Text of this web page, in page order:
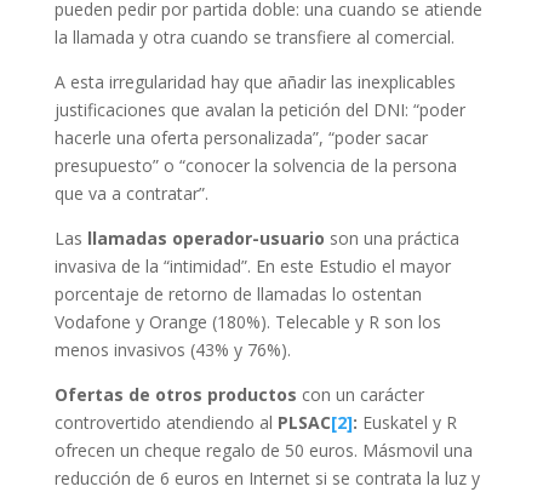
pueden pedir por partida doble: una cuando se atiende
la llamada y otra cuando se transfiere al comercial.
A esta irregularidad hay que añadir las inexplicables
justificaciones que avalan la petición del DNI: “poder
hacerle una oferta personalizada”, “poder sacar
presupuesto” o “conocer la solvencia de la persona
que va a contratar”.
Las llamadas operador-usuario son una práctica
invasiva de la “intimidad”. En este Estudio el mayor
porcentaje de retorno de llamadas lo ostentan
Vodafone y Orange (180%). Telecable y R son los
menos invasivos (43% y 76%).
Ofertas de otros productos con un carácter
controvertido atendiendo al PLSAC[2]: Euskatel y R
ofrecen un cheque regalo de 50 euros. Másmovil una
reducción de 6 euros en Internet si se contrata la luz y